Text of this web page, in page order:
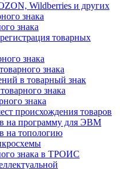
Wildberries и других
знака
знака
товарных
знака
знака
в товарный знак
знака
знака
происхождения товаров
на программу для ЭВМ
на топологию
знака в ТРОИС